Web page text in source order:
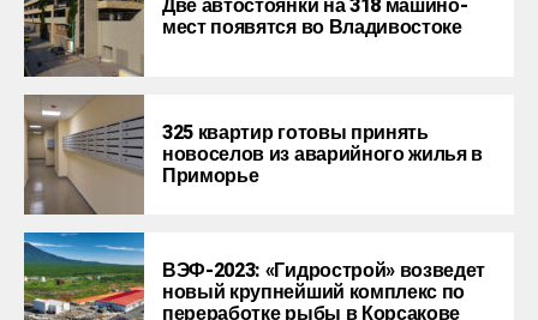
мест появятся во Владивостоке
325 квартир готовы принять
новоселов из аварийного жилья в
Приморье
ВЭФ-2023: «Гидрострой» возведет
новый крупнейший комплекс по
переработке рыбы в Корсакове